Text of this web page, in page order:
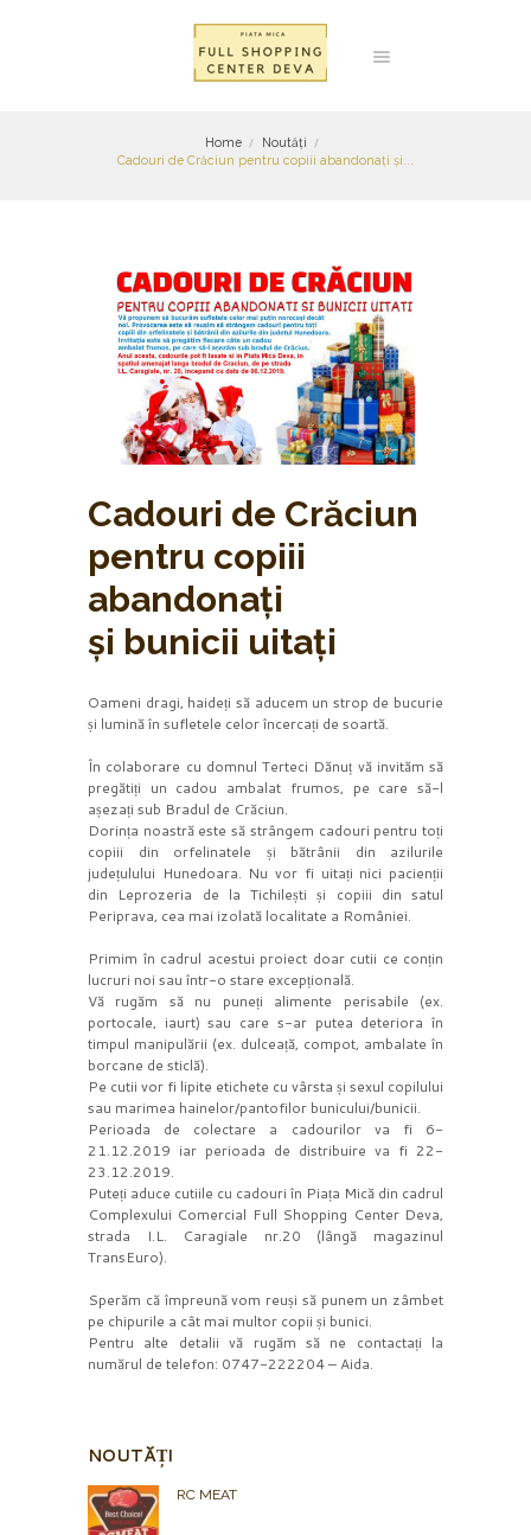
Home
Noutăți
Cadouri de Crăciun pentru copiii abandonați și...
Cadouri de Crăciun
pentru copiii
abandonați
și bunicii uitați
Oameni dragi, haideți să aducem un strop de bucurie
și lumină în sufletele celor încercați de soartă.
În colaborare cu domnul Terteci Dănuț vă invităm să
pregătiți un cadou ambalat frumos, pe care să-l
așezați sub Bradul de Crăciun.
Dorința noastră este să strângem cadouri pentru toți
copiii din orfelinatele și bătrânii din azilurile
județulului Hunedoara. Nu vor fi uitați nici pacienții
din Leprozeria de la Tichilești și copiii din satul
Periprava, cea mai izolată localitate a României.
Primim în cadrul acestui proiect doar cutii ce conțin
lucruri noi sau într-o stare excepțională.
Vă rugăm să nu puneți alimente perisabile (ex.
portocale, iaurt) sau care s-ar putea deteriora în
timpul manipulării (ex. dulceață, compot, ambalate în
borcane de sticlă).
Pe cutii vor fi lipite etichete cu vârsta și sexul copilului
sau marimea hainelor/pantofilor bunicului/bunicii.
Perioada de colectare a cadourilor va fi 6-
21.12.2019 iar perioada de distribuire va fi 22-
23.12.2019.
Puteți aduce cutiile cu cadouri în Piața Mică din cadrul
Complexului Comercial Full Shopping Center Deva,
strada I.L. Caragiale nr.20 (lângă magazinul
TransEuro).
Sperăm că împreună vom reuși să punem un zâmbet
pe chipurile a cât mai multor copii și bunici.
Pentru alte detalii vă rugăm să ne contactați la
numărul de telefon: 0747-222204 – Aida.
NOUTĂȚI
RC MEAT